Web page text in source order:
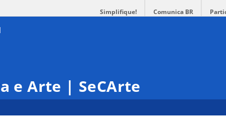
Simplifique! Comunica BR
e Arte | SeCArte